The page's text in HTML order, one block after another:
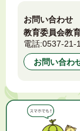
お問い合わせ
教育委員会教
電話:0537-21-
お問い合わ